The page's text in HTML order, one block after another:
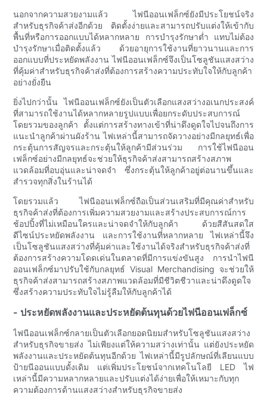
นอกจากความสวยงามแล้ว ไฟนีออนเฟล็กซ์ยังมีประโยชน์จริง
สำหรับธุรกิจค้าส่งอีกด้วย ติดตั้งง่ายและสามารถปรับแต่งให้เข้ากับ
พื้นที่หรือการออกแบบได้หลากหลาย การบำรุงรักษาต่ำ แทบไม่ต้อง
บำรุงรักษาเมื่อติดตั้งแล้ว ด้วยอายุการใช้งานที่ยาวนานและการ
ออกแบบที่ประหยัดพลังงาน ไฟนีออนเฟล็กซ์จึงเป็นโซลูชันแสงสว่าง
ที่คุ้มค่าสำหรับธุรกิจค้าส่งที่ต้องการสร้างความประทับใจให้กับลูกค้า
อย่างยั่งยืน
ยิ่งไปกว่านั้น ไฟนีออนเฟล็กซ์ยังเป็นตัวเลือกแสงสว่างอเนกประสงค์
ที่สามารถใช้งานได้หลากหลายรูปแบบเพื่อยกระดับประสบการณ์
โดยรวมของลูกค้า ตั้งแต่การสร้างทางเข้าที่น่าดึงดูดใจไปจนถึงการ
แนะนำลูกค้าผ่านผังร้าน ไฟเหล่านี้สามารถจัดวางอย่างมีกลยุทธ์เพื่อ
กระตุ้นการสัญจรและกระตุ้นให้ลูกค้ามีส่วนร่วม การใช้ไฟนีออน
เฟล็กซ์อย่างมีกลยุทธ์จะช่วยให้ธุรกิจค้าส่งสามารถสร้างสภาพ
แวดล้อมที่อบอุ่นและน่าจดจำ ซึ่งกระตุ้นให้ลูกค้าอยู่ต่อนานขึ้นและ
สำรวจทุกสิ่งในร้านได้
โดยรวมแล้ว ไฟนีออนเฟล็กซ์ถือเป็นส่วนเสริมที่มีคุณค่าสำหรับ
ธุรกิจค้าส่งที่ต้องการเพิ่มความสวยงามและสร้างประสบการณ์การ
ช้อปปิ้งที่ไม่เหมือนใครและน่าจดจำให้กับลูกค้า ด้วยสีสันสดใส
ดีไซน์ประหยัดพลังงาน และการใช้งานที่หลากหลาย ไฟเหล่านี้จึง
เป็นโซลูชันแสงสว่างที่คุ้มค่าและใช้งานได้จริงสำหรับธุรกิจค้าส่งที่
ต้องการสร้างความโดดเด่นในตลาดที่มีการแข่งขันสูง การนำไฟนี
ออนเฟล็กซ์มาปรับใช้กับกลยุทธ์ Visual Merchandising จะช่วยให้
ธุรกิจค้าส่งสามารถสร้างสภาพแวดล้อมที่มีชีวิตชีวาและน่าดึงดูดใจ
ซึ่งสร้างความประทับใจไม่รู้ลืมให้กับลูกค้าได้
- ประหยัดพลังงานและประหยัดต้นทุนด้วยไฟนีออนเฟล็กซ์
ไฟนีออนเฟล็กซ์กลายเป็นตัวเลือกยอดนิยมสำหรับโซลูชันแสงสว่าง
สำหรับธุรกิจขายส่ง ไม่เพียงแต่ให้ความสว่างเท่านั้น แต่ยังประหยัด
พลังงานและประหยัดต้นทุนอีกด้วย ไฟเหล่านี้มีรูปลักษณ์ที่เลียนแบบ
ป้ายนีออนแบบดั้งเดิม แต่เพิ่มประโยชน์จากเทคโนโลยี LED ไฟ
เหล่านี้มีความหลากหลายและปรับแต่งได้ง่ายเพื่อให้เหมาะกับทุก
ความต้องการด้านแสงสว่างสำหรับธุรกิจขายส่ง